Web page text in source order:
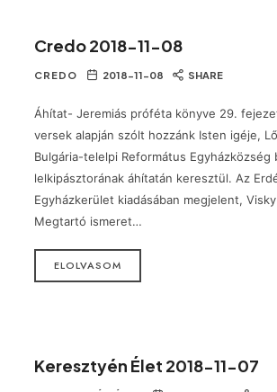
Credo 2018-11-08
CREDO 2018-11-08 SHARE
Áhítat- Jeremiás próféta könyve 29.
versek alapján szólt hozzánk Isten igéje,
Bulgária-telelpi Református Egyházközség
lelkipásztorának áhítatán keresztül. Az
Egyházkerület kiadásában megjelent,
Megtartó ismeret…
ELOLVASOM
Keresztyén Élet 2018-11-07